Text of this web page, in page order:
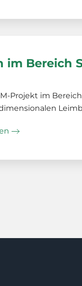
im Bereich
Projekt im